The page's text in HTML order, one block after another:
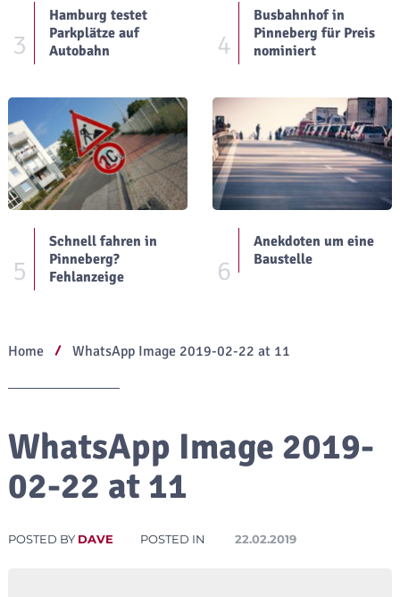
3
Hamburg testet
Parkplätze auf
Autobahn
4
Busbahnhof in
Pinneberg für Preis
nominiert
5
Schnell fahren in
Pinneberg?
Fehlanzeige
6
Anekdoten um eine
Baustelle
Home WhatsApp Image 2019-02-22 at 11
WhatsApp Image 2019-
02-22 at 11
POSTED BY DAVE POSTED IN 22.02.2019